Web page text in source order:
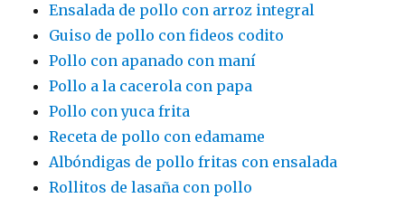
Ensalada de pollo con arroz integral
Guiso de pollo con fideos codito
Pollo con apanado con maní
Pollo a la cacerola con papa
Pollo con yuca frita
Receta de pollo con edamame
Albóndigas de pollo fritas con ensalada
Rollitos de lasaña con pollo